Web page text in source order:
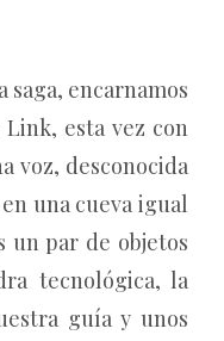
saga, encarnamos
Link, esta vez con
voz, desconocida
una cueva igual
un par de objetos
tecnológica, la
guía y unos